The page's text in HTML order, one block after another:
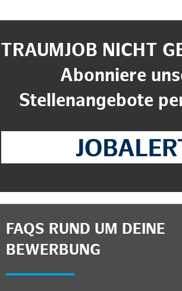
TRAUMJOB NICHT
Abonniere
Stellenangebote
FAQS RUND UM DEINE
BEWERBUNG